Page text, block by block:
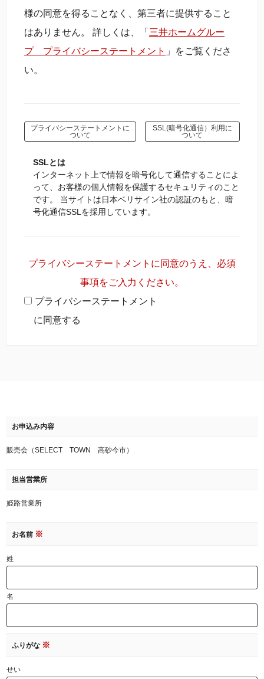
様の同意を得ることなく、第三者に提供すること
はありません。 詳しくは、「 三井ホームグルー
プ プライバシーステートメント 」をご覧くださ
い。
プライバシーステートメントに
ついて
SSL(暗号化通信）利用に
ついて
SSLとは
インターネット上で情報を暗号化して通信することによ
って、お客様の個人情報を保護するセキュリティのこと
です。 当サイトは日本ベリサイン社の認証のもと、暗
号化通信SSLを採用しています。
プライバシーステートメントに同意のうえ、必須
事項をご入力ください。
プライバシーステートメント
に同意する
お申込み内容
販売会（SELECT TOWN 高砂今市）
担当営業所
姫路営業所
お名前 ※
姓
名
ふりがな ※
せい